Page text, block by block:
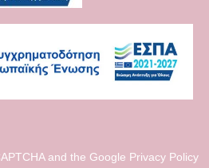
and the Google Privacy Policy